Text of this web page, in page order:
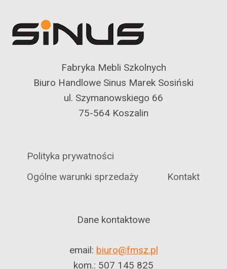
Fabryka Mebli Szkolnych
Biuro Handlowe Sinus Marek Sosiński
ul. Szymanowskiego 66
75-564 Koszalin
Polityka prywatności
Ogólne warunki sprzedaży
Kontakt
Dane kontaktowe
email: biuro@fmsz.pl
kom.: 507 145 825